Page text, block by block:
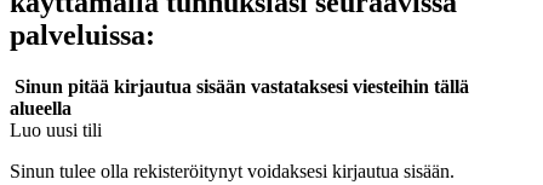
palveluissa:
Sinun pitää kirjautua sisään vastataksesi viesteihin tällä
alueella
Luo uusi tili
Sinun tulee olla rekisteröitynyt voidaksesi kirjautua sisään.